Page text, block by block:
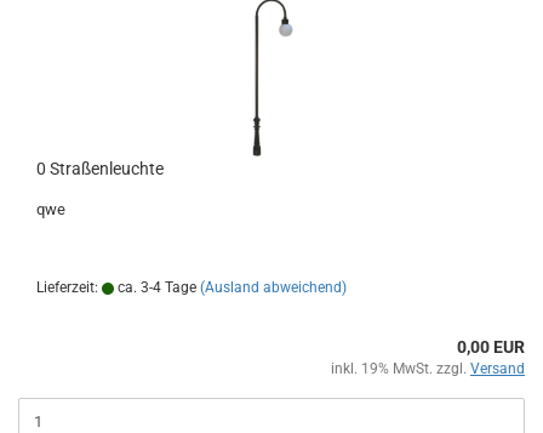
0 Straßenleuchte
qwe
Lieferzeit: ca. 3-4 Tage (Ausland abweichend)
0,00 EUR
inkl. 19% MwSt. zzgl. Versand